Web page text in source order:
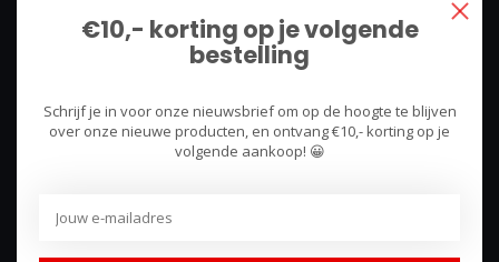
Lunteren, Nederland
085 744 4602
shop@racing-products.com
€10,- korting op je volgende
bestelling
Schrijf je in voor onze nieuwsbrief om op de hoogte te blijven
over onze nieuwe producten, en ontvang €10,- korting op je
volgende aankoop! 😀